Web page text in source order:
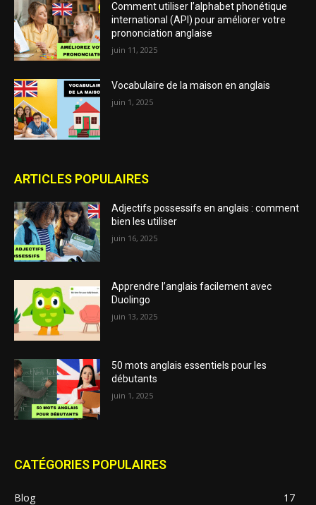
Comment utiliser l’alphabet phonétique
international (API) pour améliorer votre
prononciation anglaise
juin 11, 2025
Vocabulaire de la maison en anglais
juin 1, 2025
ARTICLES POPULAIRES
Adjectifs possessifs en anglais : comment
bien les utiliser
juin 16, 2025
Apprendre l’anglais facilement avec
Duolingo
juin 13, 2025
50 mots anglais essentiels pour les
débutants
juin 1, 2025
CATÉGORIES POPULAIRES
Blog
17